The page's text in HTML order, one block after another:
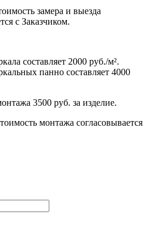
замера и выезда
с Заказчиком.
составляет 2000 руб./м².
панно составляет 4000
3500 руб. за изделие.
монтажа согласовывается